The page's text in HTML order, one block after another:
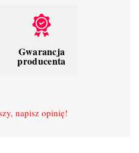
Gwarancja
producenta
napisz opinię!